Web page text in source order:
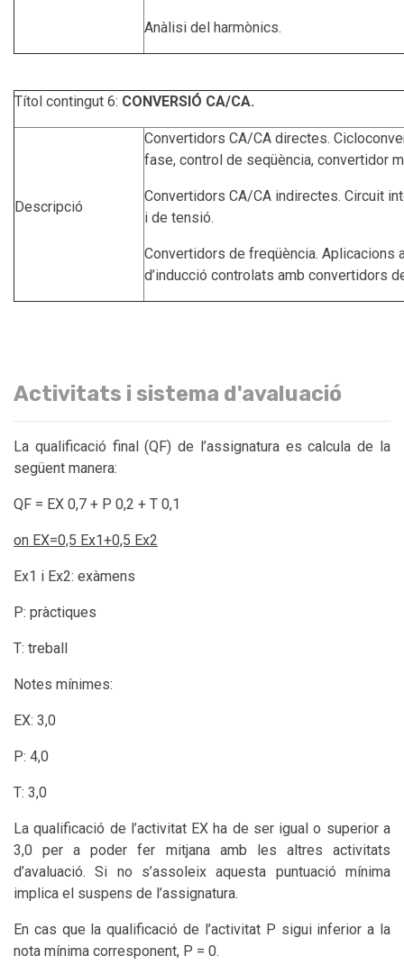
Anàlisi del harmònics.
Títol contingut 6: CONVERSIÓ CA/CA.
Descripció
Convertidors CA/CA directes.
fase, control de seqüència, convertidor
Convertidors CA/CA indirectes. Circuit
i de tensió.
Convertidors de freqüència. Aplicacions
d’inducció controlats amb convertidors
Activitats i sistema d'avaluació
La qualificació final (QF) de l’assignatura es calcula de la
següent manera:
QF = EX 0,7 + P 0,2 + T 0,1
on EX=0,5 Ex1+0,5 Ex2
Ex1 i Ex2: exàmens
P: pràctiques
T: treball
Notes mínimes:
EX: 3,0
P: 4,0
T: 3,0
La qualificació de l’activitat EX ha de ser igual o superior a
3,0 per a poder fer mitjana amb les altres activitats
d’avaluació. Si no s’assoleix aquesta puntuació mínima
implica el suspens de l’assignatura.
En cas que la qualificació de l’activitat P sigui inferior a la
nota mínima corresponent, P = 0.